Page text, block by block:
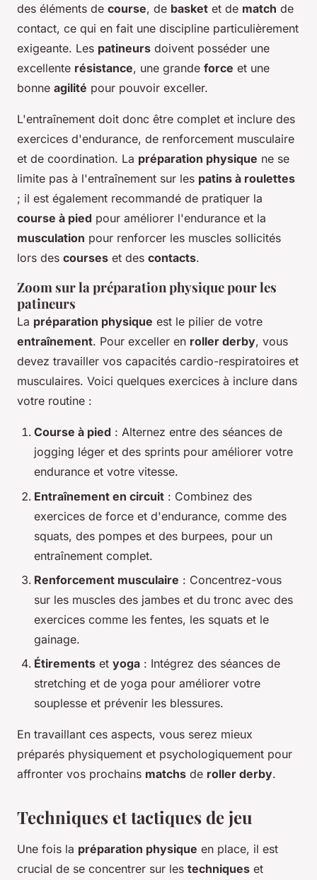
des éléments de course, de basket et de match de
contact, ce qui en fait une discipline particulièrement
exigeante. Les patineurs doivent posséder une
excellente résistance, une grande force et une
bonne agilité pour pouvoir exceller.
L'entraînement doit donc être complet et inclure des
exercices d'endurance, de renforcement musculaire
et de coordination. La préparation physique ne se
limite pas à l'entraînement sur les patins à roulettes
; il est également recommandé de pratiquer la
course à pied pour améliorer l'endurance et la
musculation pour renforcer les muscles sollicités
lors des courses et des contacts.
Zoom sur la préparation physique pour les
patineurs
La préparation physique est le pilier de votre
entraînement. Pour exceller en roller derby, vous
devez travailler vos capacités cardio-respiratoires et
musculaires. Voici quelques exercices à inclure dans
votre routine :
Course à pied : Alternez entre des séances de
jogging léger et des sprints pour améliorer votre
endurance et votre vitesse.
Entraînement en circuit : Combinez des
exercices de force et d'endurance, comme des
squats, des pompes et des burpees, pour un
entraînement complet.
Renforcement musculaire : Concentrez-vous
sur les muscles des jambes et du tronc avec des
exercices comme les fentes, les squats et le
gainage.
Étirements et yoga : Intégrez des séances de
stretching et de yoga pour améliorer votre
souplesse et prévenir les blessures.
En travaillant ces aspects, vous serez mieux
préparés physiquement et psychologiquement pour
affronter vos prochains matchs de roller derby.
Techniques et tactiques de jeu
Une fois la préparation physique en place, il est
crucial de se concentrer sur les techniques et